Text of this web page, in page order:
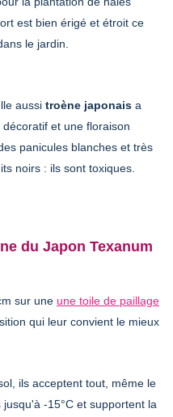
est bien érigé et étroit ce
le jardin.
aussi troène japonais a
et une floraison
panicules blanches et très
noirs : ils sont toxiques.
du Japon Texanum
sur une une toile de paillage
qui leur convient le mieux
ils acceptent tout, même le
-15°C et supportent la